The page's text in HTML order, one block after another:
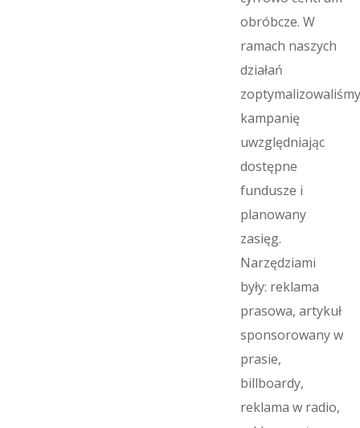
obróbcze. W
ramach naszych
działań
zoptymalizowaliśmy
kampanię
uwzględniając
dostępne
fundusze i
planowany
zasięg.
Narzędziami
były: reklama
prasowa, artykuł
sponsorowany w
prasie,
billboardy,
reklama w radio,